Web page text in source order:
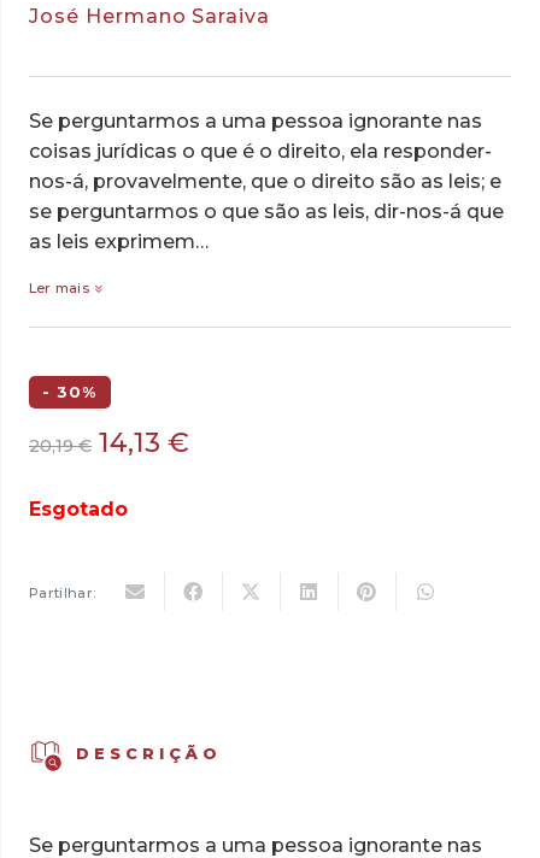
José Hermano Saraiva
Se perguntarmos a uma pessoa ignorante nas
coisas jurídicas o que é o direito, ela responder-
nos-á, provavelmente, que o direito são as leis; e
se perguntarmos o que são as leis, dir-nos-á que
as leis exprimem…
Ler mais
- 30%
20,19€ O
original
14,13 €
Esgotado
Partilhar:
DESCRIÇÃO
Se perguntarmos a uma pessoa ignorante nas